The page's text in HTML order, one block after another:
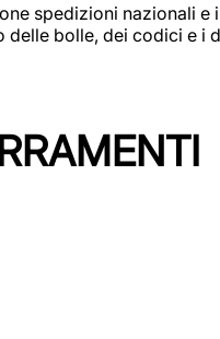
spedizioni nazionali
bolle, dei codici e i